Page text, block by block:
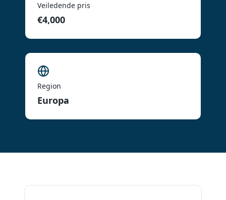
Veiledende pris
€4,000
Region
Europa